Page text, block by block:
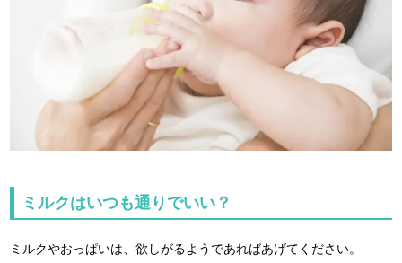
ミルクはいつも通りでいい？
ミルクやおっぱいは、欲しがるようであればあげてください。